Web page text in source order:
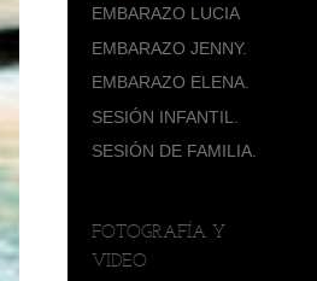
EMBARAZO LUCIA
EMBARAZO JENNY.
EMBARAZO ELENA.
SESIÓN INFANTIL.
SESIÓN DE FAMILIA.
FOTOGRAFÍA Y
VIDEO